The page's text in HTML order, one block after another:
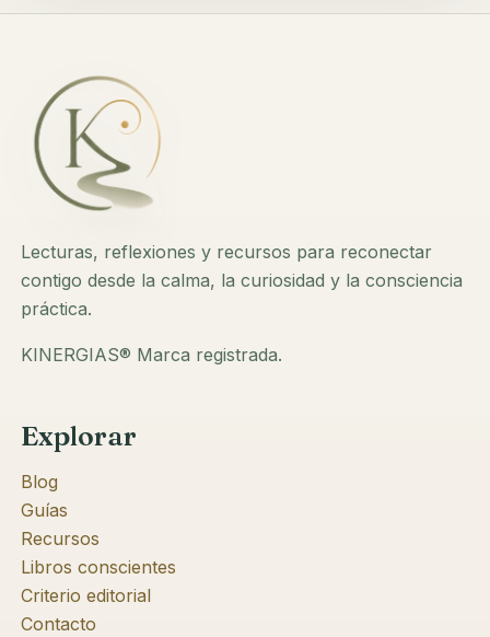
Lecturas, reflexiones y recursos para reconectar
contigo desde la calma, la curiosidad y la consciencia
práctica.
KINERGIAS® Marca registrada.
Explorar
Blog
Guías
Recursos
Libros conscientes
Criterio editorial
Contacto